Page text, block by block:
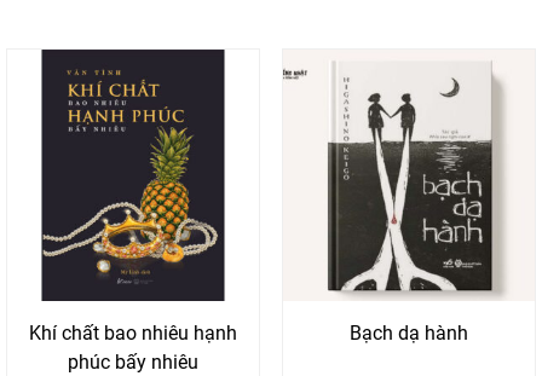
Khí chất bao nhiêu hạnh
phúc bấy nhiêu
Bạch dạ hành